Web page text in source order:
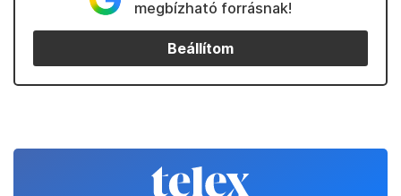
megbízható forrásnak!
Beállítom